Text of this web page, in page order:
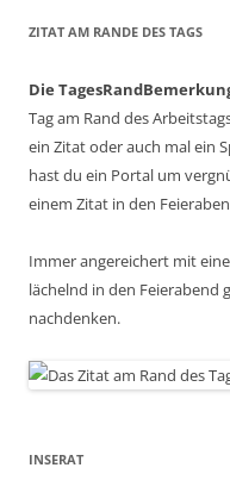
ZITAT AM RANDE DES TAGS
Die
Tag am Rand des
ein Zitat oder auch mal ein
hast du ein Portal um
einem Zitat in den
Immer angereichert mit
lächelnd in den Feierabend
nachdenken.
INSERAT